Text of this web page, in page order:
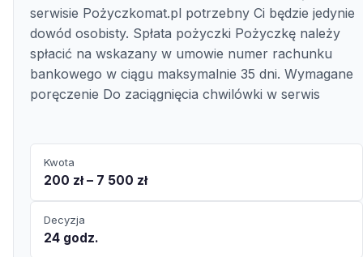
serwisie Pożyczkomat.pl potrzebny Ci będzie jedynie
dowód osobisty. Spłata pożyczki Pożyczkę należy
spłacić na wskazany w umowie numer rachunku
bankowego w ciągu maksymalnie 35 dni. Wymagane
poręczenie Do zaciągnięcia chwilówki w serwis
Kwota
200 zł – 7 500 zł
Decyzja
24 godz.